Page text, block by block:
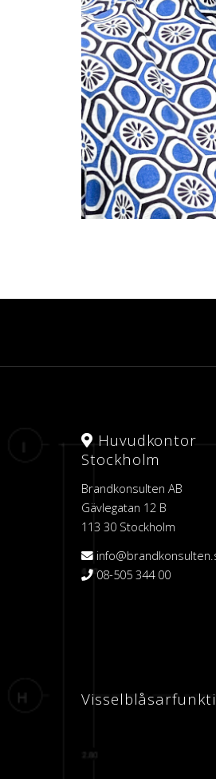
Huvudkontor
Stockholm
Brandkonsulten AB
Gävlegatan 12 B
113 30 Stockholm
08-505 344 00